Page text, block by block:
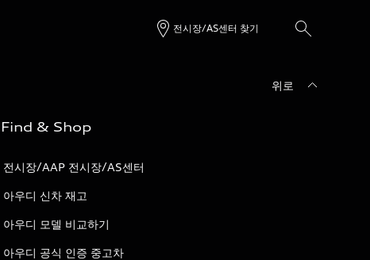
전시장/AS센터 찾기
위로
Find & Shop
전시장/AAP 전시장/AS센터
아우디 신차 재고
아우디 모델 비교하기
아우디 공식 인증 중고차